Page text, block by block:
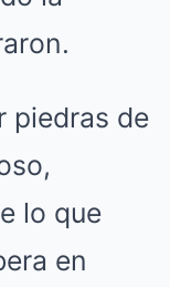
piedras de
lo que
en